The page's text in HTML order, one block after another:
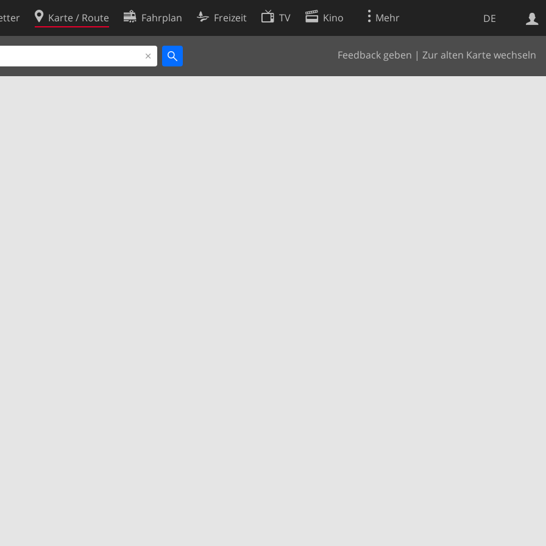
DE
Karte / Route Fahrplan Freizeit TV Kino Mehr
Feedback geben | Zur alten Karte wechseln
Websuche
Cookie-Richtlinie
Cookie-Einstellungen